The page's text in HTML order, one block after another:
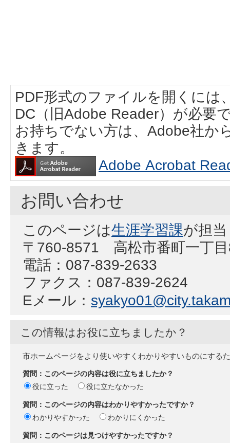
PDF形式のファイルを開くには
DC（旧Adobe Reader）が必要
お持ちでない方は、Adobe社か
きます。
Adobe Acrobat
お問い合わせ
このページは生涯学習課が担
〒760-8571 高松市番町一丁
電話：087-839-2633
ファクス：087-839-2624
Eメール：
この情報はお役に立ちましたか？
市ホームページをより使いやすくわかりやすいものにする
質問：このページの内容は役に立ちましたか？
役に立った
役に立たなかった
質問：このページの内容はわかりやすかったですか？
わかりやすかった
わかりにくかった
質問：このページは見つけやすかったですか？